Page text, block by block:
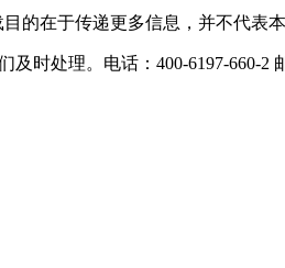
的在于传递更多信息，并不代表
时处理。电话：400-6197-660-2